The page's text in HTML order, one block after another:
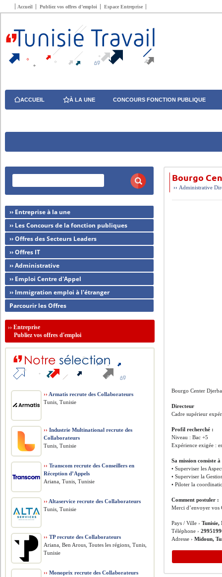
Accueil Publiez vos offres d’emploi Espace Entreprise
ACCUEIL À LA UNE CONCOURS FONCTION PUBLIQUE
Bourgo
›› Administrative
Bourgo Center
Directeur
Cadre supérieur
Profil recherché :
Niveau : Bac +5
Expérience exigée :
Sa mission consiste
• Superviser les
• Superviser la
• Piloter la
Comment postuler :
Merci d’envoyer
Pays / Ville ›Tunisie,
Téléphone ›
Adresse ›Midoun,
›› Entreprise à la une
›› Les Concours de la fonction publiques
›› Offres des Secteurs Leaders
›› Offres IT
›› Administrative
›› Emploi Centre d'Appel
›› Immigration emploi à l'étranger
Parcourir les Offres
››Entreprise
Publiez vos offres d'emploi
›› Armatis recrute des Collaborateurs
Tunis, Tunisie
›› Industrie Multinational recrute des
Collaborateurs
Tunis, Tunisie
›› Transcom recrute des Conseillers en
Réception d’Appels
Ariana, Tunis, Tunisie
›› Altaservice recrute des Collaborateurs
Tunis, Tunisie
›› TP recrute des Collaborateurs
Ariana, Ben Arous, Toutes les régions, Tunis,
Tunisie
›› Monoprix recrute des Collaborateurs